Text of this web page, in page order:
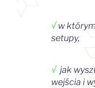
√ w
setupy,
√ jak
wejścia i